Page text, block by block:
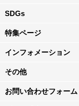
SDGs
特集ページ
インフォメーション
その他
お問い合わせフォーム